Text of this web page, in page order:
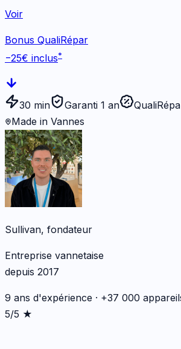
Voir
Bonus QualiRépar
−25€ inclus*
30 min Garanti 1 an
Made in Vannes
Sullivan, fondateur
Entreprise vannetaise
depuis 2017
9 ans d'expérience · +37 000
5/5 ★